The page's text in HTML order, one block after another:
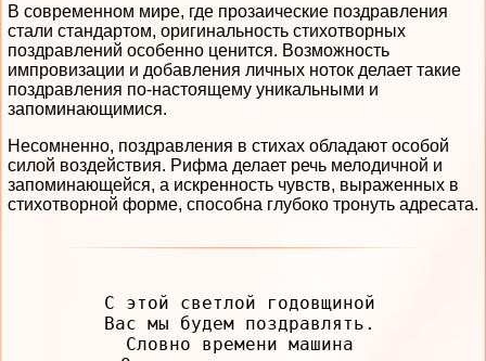
В современном мире, где прозаические поздравления
стали стандартом, оригинальность стихотворных
поздравлений особенно ценится. Возможность
импровизации и добавления личных ноток делает такие
поздравления по-настоящему уникальными и
запоминающимися.
Несомненно, поздравления в стихах обладают особой
силой воздействия. Рифма делает речь мелодичной и
запоминающейся, а искренность чувств, выраженных в
стихотворной форме, способна глубоко тронуть адресата.
С этой светлой годовщиной
Вас мы будем поздравлять.
Словно времени машина